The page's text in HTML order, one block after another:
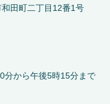
田町二丁目12番1号
分から午後5時15分まで